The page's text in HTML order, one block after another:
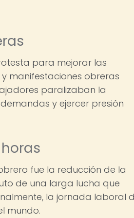
para mejorar las
manifestaciones obreras
paralizaban la
y ejercer presión
fue la reducción de la
de una larga lucha que
la jornada laboral
mundo.